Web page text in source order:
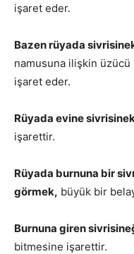
işaret eder.
Bazen rüyada
namusuna ilişkin
işaret eder.
Rüyada evine
işarettir.
Rüyada burnuna bir
görmek, büyük bir
Burnuna giren
bitmesine işarettir.